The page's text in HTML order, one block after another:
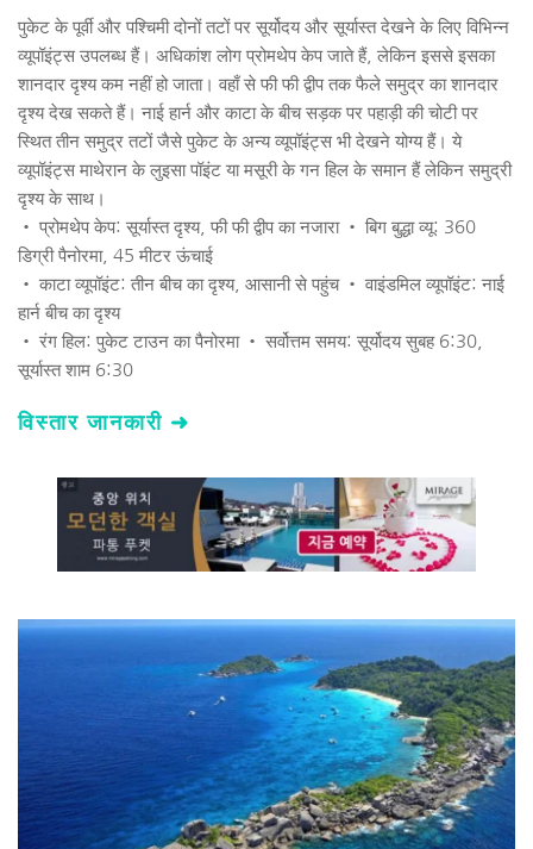
पुकेट के पूर्वी और पश्चिमी दोनों तटों पर सूर्योदय और सूर्यास्त देखने के लिए विभिन्न
व्यूपॉइंट्स उपलब्ध हैं। अधिकांश लोग प्रोमथेप केप जाते हैं, लेकिन इससे इसका
शानदार दृश्य कम नहीं हो जाता। वहाँ से फी फी द्वीप तक फैले समुद्र का शानदार
दृश्य देख सकते हैं। नाई हार्न और काटा के बीच सड़क पर पहाड़ी की चोटी पर
स्थित तीन समुद्र तटों जैसे पुकेट के अन्य व्यूपॉइंट्स भी देखने योग्य हैं। ये
व्यूपॉइंट्स माथेरान के लुइसा पॉइंट या मसूरी के गन हिल के समान हैं लेकिन समुद्री
दृश्य के साथ।
• प्रोमथेप केप: सूर्यास्त दृश्य, फी फी द्वीप का नजारा • बिग बुद्धा व्यू: 360
डिग्री पैनोरमा, 45 मीटर ऊंचाई
• काटा व्यूपॉइंट: तीन बीच का दृश्य, आसानी से पहुंच • वाइंडमिल व्यूपॉइंट: नाई
हार्न बीच का दृश्य
• रंग हिल: पुकेट टाउन का पैनोरमा • सर्वोत्तम समय: सूर्योदय सुबह 6:30,
सूर्यास्त शाम 6:30
विस्तार जानकारी ➜